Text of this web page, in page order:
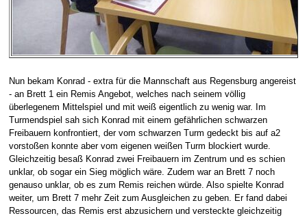
Nun bekam Konrad - extra für die Mannschaft aus Regensburg angereist
- an Brett 1 ein Remis Angebot, welches nach seinem völlig
überlegenem Mittelspiel und mit weiß eigentlich zu wenig war. Im
Turmendspiel sah sich Konrad mit einem gefährlichen schwarzen
Freibauern konfrontiert, der vom schwarzen Turm gedeckt bis auf a2
vorstoßen konnte aber vom eigenen weißen Turm blockiert wurde.
Gleichzeitig besaß Konrad zwei Freibauern im Zentrum und es schien
unklar, ob sogar ein Sieg möglich wäre. Zudem war an Brett 7 noch
genauso unklar, ob es zum Remis reichen würde. Also spielte Konrad
weiter, um Brett 7 mehr Zeit zum Ausgleichen zu geben. Er fand dabei
Ressourcen, das Remis erst abzusichern und versteckte gleichzeitig